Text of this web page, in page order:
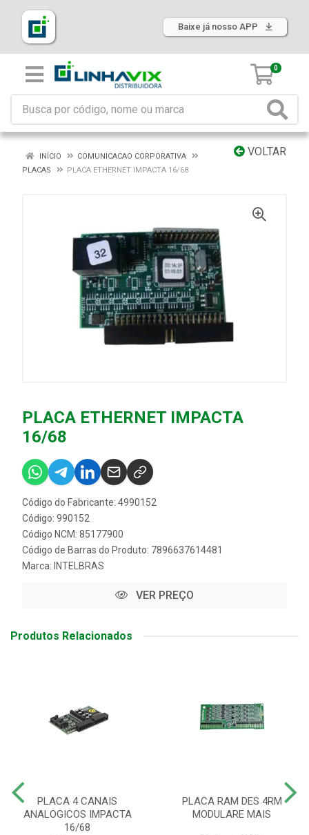
Baixe já nosso APP
0
VOLTAR
INÍCIO
COMUNICACAO CORPORATIVA
PLACAS
PLACA ETHERNET IMPACTA 16/68
PLACA ETHERNET IMPACTA
16/68
Código do Fabricante: 4990152
Código: 990152
Código NCM: 85177900
Código de Barras do Produto: 7896637614481
Marca: INTELBRAS
VER PREÇO
Produtos Relacionados
PLACA 4 CANAIS
ANALOGICOS IMPACTA
16/68
PLACA RAM DES 4RM
MODULARE MAIS